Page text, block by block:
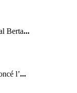
Berta...
l’...